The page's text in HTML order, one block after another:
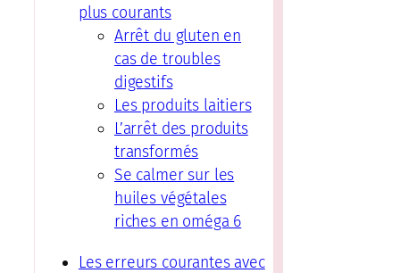
plus courants
Arrêt du gluten en
cas de troubles
digestifs
Les produits laitiers
L’arrêt des produits
transformés
Se calmer sur les
huiles végétales
riches en oméga 6
Les erreurs courantes avec